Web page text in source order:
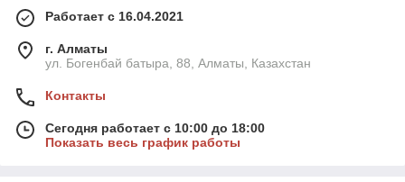
Работает с 16.04.2021
г. Алматы
ул. Богенбай батыра, 88, Алматы, Казахстан
Контакты
Сегодня работает с 10:00 до 18:00
Показать весь график работы